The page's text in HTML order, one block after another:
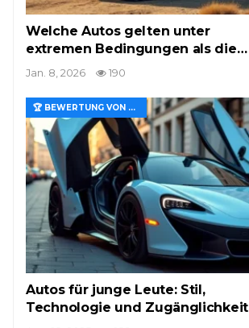
Welche Autos gelten unter
extremen Bedingungen als die…
Jan. 8, 2026 190
🏆 BEWERTUNG VON MERKMALEN UND WERT
Autos für junge Leute: Stil,
Technologie und Zugänglichkeit